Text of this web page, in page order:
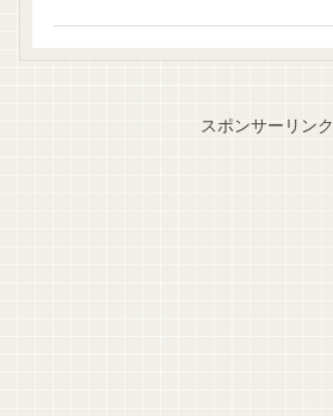
スポンサーリンク